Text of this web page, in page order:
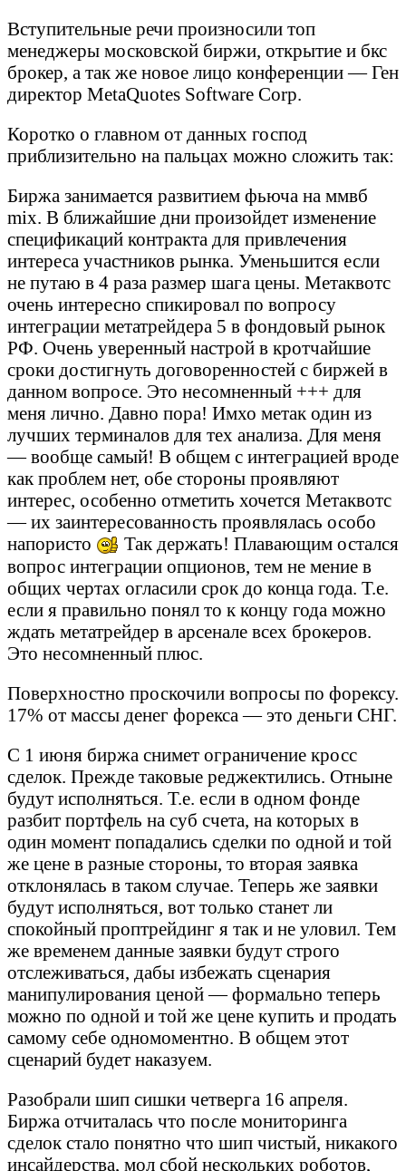
Вступительные речи произносили топ
менеджеры московской биржи, открытие и бкс
брокер, а так же новое лицо конференции — Ген
директор MetaQuotes Software Corp.
Коротко о главном от данных господ
приблизительно на пальцах можно сложить так:
Биржа занимается развитием фьюча на ммвб
mix. В ближайшие дни произойдет изменение
спецификаций контракта для привлечения
интереса участников рынка. Уменьшится если
не путаю в 4 раза размер шага цены. Метаквотс
очень интересно спикировал по вопросу
интеграции метатрейдера 5 в фондовый рынок
РФ. Очень уверенный настрой в кротчайшие
сроки достигнуть договоренностей с биржей в
данном вопросе. Это несомненный +++ для
меня лично. Давно пора! Имхо метак один из
лучших терминалов для тех анализа. Для меня
— вообще самый! В общем с интеграцией вроде
как проблем нет, обе стороны проявляют
интерес, особенно отметить хочется Метаквотс
— их заинтересованность проявлялась особо
напористо
Так держать! Плавающим остался
вопрос интеграции опционов, тем не мение в
общих чертах огласили срок до конца года. Т.е.
если я правильно понял то к концу года можно
ждать метатрейдер в арсенале всех брокеров.
Это несомненный плюс.
Поверхностно проскочили вопросы по форексу.
17% от массы денег форекса — это деньги СНГ.
С 1 июня биржа снимет ограничение кросс
сделок. Прежде таковые реджектились. Отныне
будут исполняться. Т.е. если в одном фонде
разбит портфель на суб счета, на которых в
один момент попадались сделки по одной и той
же цене в разные стороны, то вторая заявка
отклонялась в таком случае. Теперь же заявки
будут исполняться, вот только станет ли
спокойный проптрейдинг я так и не уловил. Тем
же временем данные заявки будут строго
отслеживаться, дабы избежать сценария
манипулирования ценой — формально теперь
можно по одной и той же цене купить и продать
самому себе одномоментно. В общем этот
сценарий будет наказуем.
Разобрали шип сишки четверга 16 апреля.
Биржа отчиталась что после мониторинга
сделок стало понятно что шип чистый, никакого
инсайдерства, мол сбой нескольких роботов,